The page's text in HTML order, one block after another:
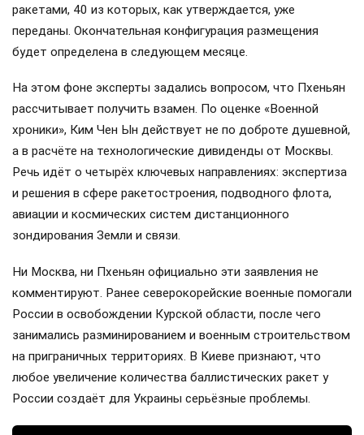
ракетами, 40 из которых, как утверждается, уже
переданы. Окончательная конфигурация размещения
будет определена в следующем месяце.
На этом фоне эксперты задались вопросом, что Пхеньян
рассчитывает получить взамен. По оценке «Военной
хроники», Ким Чен Ын действует не по доброте душевной,
а в расчёте на технологические дивиденды от Москвы.
Речь идёт о четырёх ключевых направлениях: экспертиза
и решения в сфере ракетостроения, подводного флота,
авиации и космических систем дистанционного
зондирования Земли и связи.
Ни Москва, ни Пхеньян официально эти заявления не
комментируют. Ранее северокорейские военные помогали
России в освобождении Курской области, после чего
занимались разминированием и военным строительством
на приграничных территориях. В Киеве признают, что
любое увеличение количества баллистических ракет у
России создаёт для Украины серьёзные проблемы.